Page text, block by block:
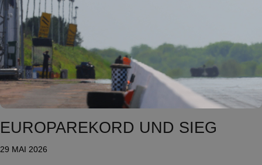
EUROPAREKORD UND SIEG
29 MAI 2026